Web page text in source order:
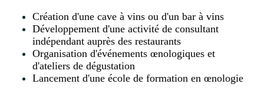
Création d'une cave à vins ou d'un bar à vins
Développement d'une activité de consultant
indépendant auprès des restaurants
Organisation d'événements œnologiques et
d'ateliers de dégustation
Lancement d'une école de formation en œnologie